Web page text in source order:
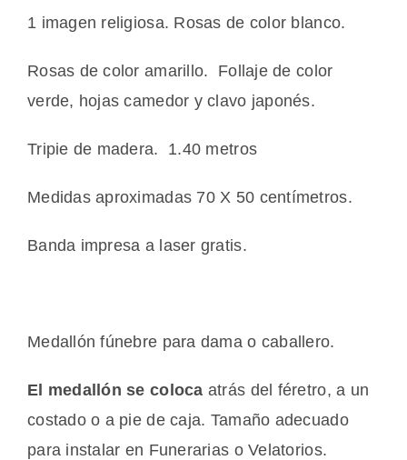
1 imagen religiosa. Rosas de color blanco.
Rosas de color amarillo. Follaje de color
verde, hojas camedor y clavo japonés.
Tripie de madera. 1.40 metros
Medidas aproximadas 70 X 50 centímetros.
Banda impresa a laser gratis.
Medallón fúnebre para dama o caballero.
El medallón se coloca atrás del féretro, a un
costado o a pie de caja. Tamaño adecuado
para instalar en Funerarias o Velatorios.